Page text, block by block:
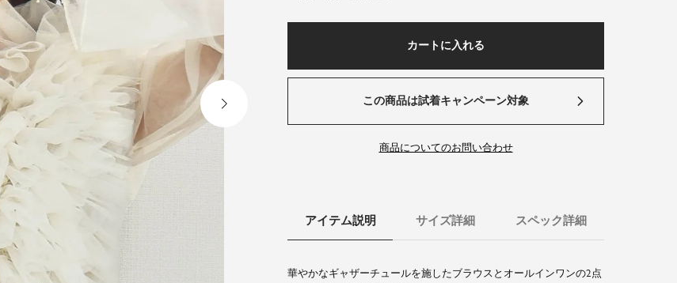
カートに入れる
この商品は試着キャンペーン対象
商品についてのお問い合わせ
アイテム説明 サイズ詳細 スペック詳細
華やかなギャザーチュールを施したブラウスとオールインワンの2点